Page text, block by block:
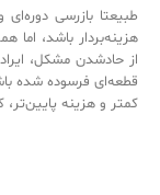
طبیعتا بازرسی
هزینه‌بردار باشد،
از حادشدن مشکل،
قطعه‌ای فرسوده شده
کمتر و هزینه